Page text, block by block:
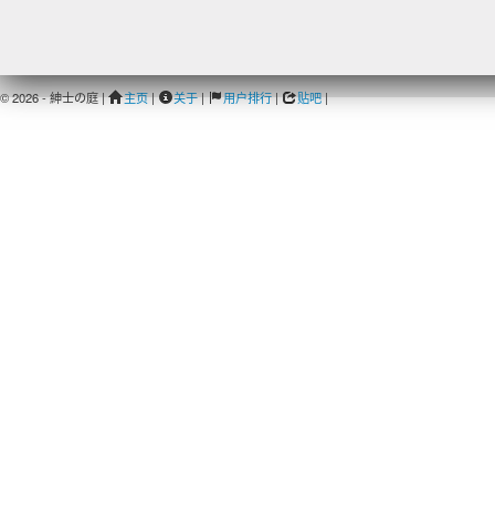
© 2026 - 紳士の庭 | 主页| 关于| 用户排行| 贴吧|